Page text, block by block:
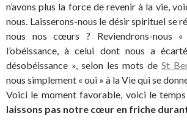
n’avons plus la force de revenir à la vie,
nous. Laisserons-nous le désir spirituel se
nous nos cœurs ? Reviendrons-nous
l’obéissance, à celui dont nous a
désobéissance », selon les mots de St
nous simplement « oui » à la Vie qui se
Voici le moment favorable, voici le
laissons pas notre cœur en friche